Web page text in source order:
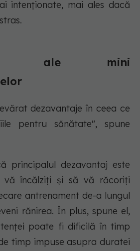
intenționate, mai ales dacă
ale mini
dezavantaje în ceea ce
pentru sănătate", spune
principalul dezavantaj este
încălziți și să vă răcoriți
antrenament de-a lungul
rănirea. În plus, spune el,
poate fi dificilă în timp
timp impuse asupra duratei